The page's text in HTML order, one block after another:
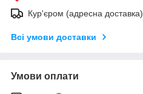
Кур'єром (адресна доставка)
Всі умови доставки
Умови оплати